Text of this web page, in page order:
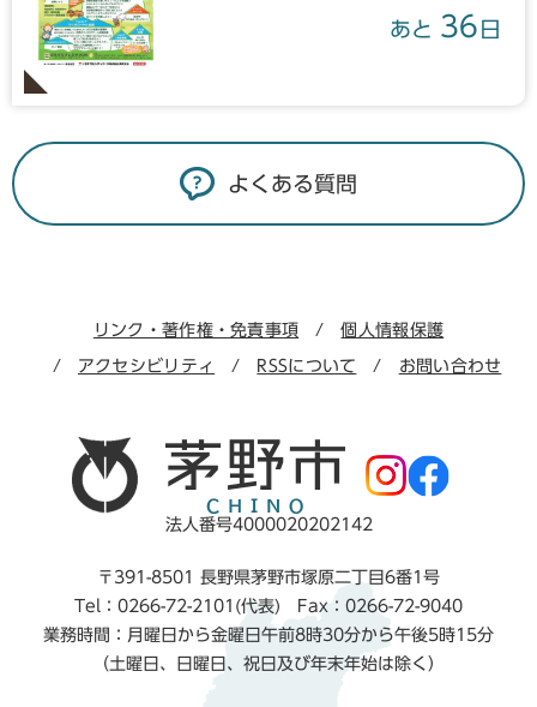
あと 36 日
よくある質問
リンク・著作権・免責事項 個人情報保護
アクセシビリティ RSSについて お問い合わせ
法人番号4000020202142
〒391-8501 長野県茅野市塚原二丁目6番1号
Tel：0266-72-2101(代表) Fax：0266-72-9040
業務時間：月曜日から金曜日午前8時30分から午後5時15分
（土曜日、日曜日、祝日及び年末年始は除く）